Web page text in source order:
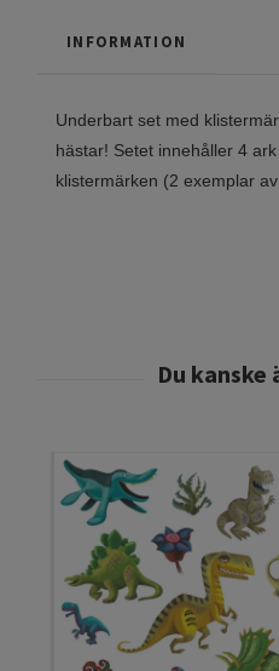
INFORMATION
Underbart set med
hästar! Setet innehåller 4
klistermärken (2 exemplar